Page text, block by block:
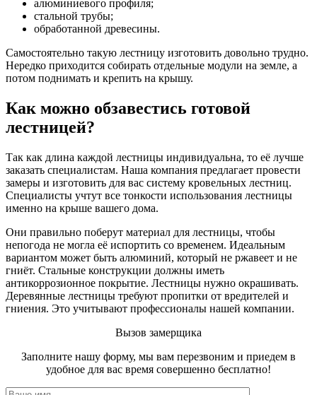
алюминиевого профиля;
стальной трубы;
обработанной древесины.
Самостоятельно такую лестницу изготовить довольно трудно.
Нередко приходится собирать отдельные модули на земле, а
потом поднимать и крепить на крышу.
Как можно обзавестись готовой
лестницей?
Так как длина каждой лестницы индивидуальна, то её лучше
заказать специалистам. Наша компания предлагает провести
замеры и изготовить для вас систему кровельных лестниц.
Специалисты учтут все тонкости использования лестницы
именно на крыше вашего дома.
Они правильно поберут материал для лестницы, чтобы
непогода не могла её испортить со временем. Идеальным
вариантом может быть алюминий, который не ржавеет и не
гниёт. Стальные конструкции должны иметь
антикоррозионное покрытие. Лестницы нужно окрашивать.
Деревянные лестницы требуют пропитки от вредителей и
гниения. Это учитывают профессионалы нашей компании.
Вызов замерщика
Заполните нашу форму, мы вам перезвоним и приедем в
удобное для вас время совершенно бесплатно!